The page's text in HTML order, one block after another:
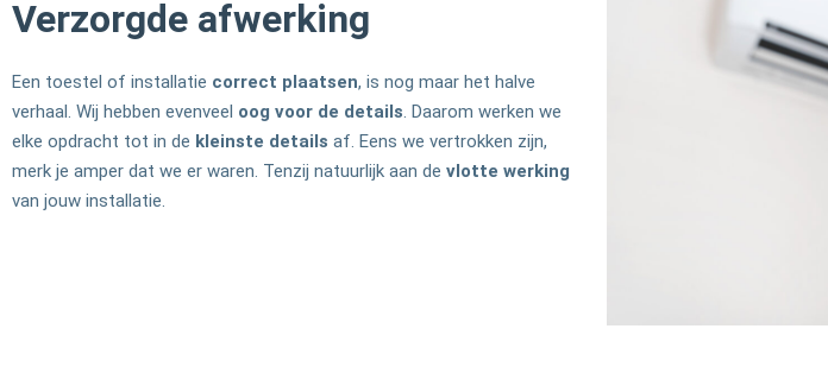
Verzorgde afwerking
Een toestel of installatie correct plaatsen, is nog maar het halve
verhaal. Wij hebben evenveel oog voor de details. Daarom werken we
elke opdracht tot in de kleinste details af. Eens we vertrokken zijn,
merk je amper dat we er waren. Tenzij natuurlijk aan de vlotte werking
van jouw installatie.